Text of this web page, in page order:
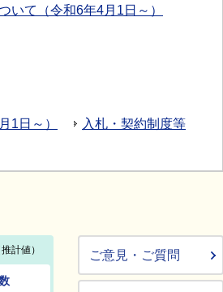
いて（令和6年4月1日～）
1日～） 入札・契約制度等
ご意見・ご質問